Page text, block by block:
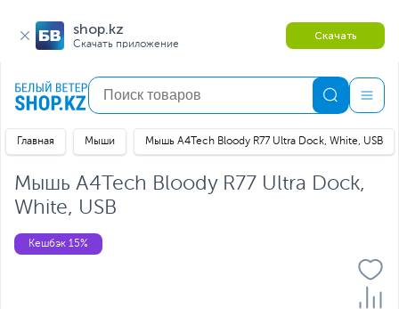
shop.kz
Скачать приложение
Скачать
Главная Мыши Мышь A4Tech Bloody R77 Ultra Dock, White, USB
Мышь A4Tech Bloody R77 Ultra Dock,
White, USB
Кешбэк 15%